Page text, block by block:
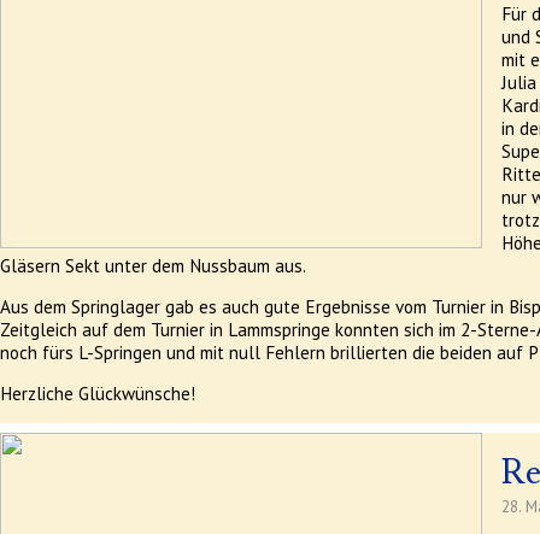
Für
und
mit
in
nur
Gläsern Sekt unter dem Nussbaum aus.
Aus dem Springlager gab es auch gute Ergebnisse vom Turnier in
Zeitgleich auf dem Turnier in Lammspringe konnten sich im 2-
noch fürs L-Springen und mit null Fehlern brillierten die beiden auf
Herzliche Glückwünsche!
28.